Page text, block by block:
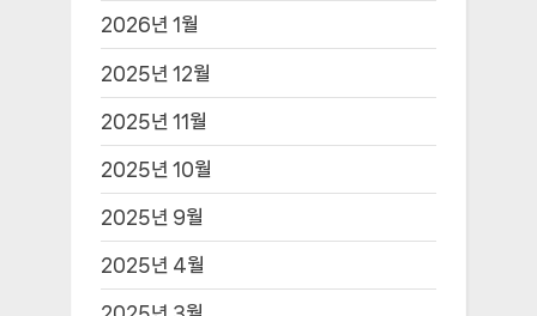
2026년 1월
2025년 12월
2025년 11월
2025년 10월
2025년 9월
2025년 4월